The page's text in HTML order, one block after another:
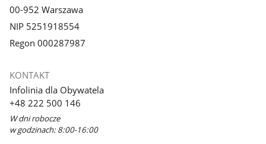
00-952 Warszawa
NIP 5251918554
Regon 000287987
KONTAKT
Infolinia dla Obywatela
+48 222 500 146
W dni robocze
w godzinach: 8:00-16:00